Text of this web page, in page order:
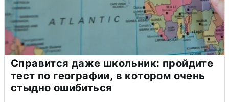
Справится даже школьник: пройдите
тест по географии, в котором очень
стыдно ошибиться